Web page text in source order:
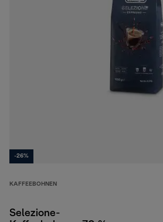
-26%
KAFFEEBOHNEN
Selezione-